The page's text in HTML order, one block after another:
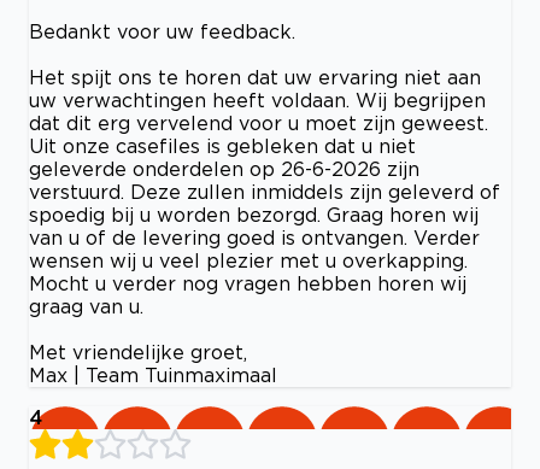
Bedankt voor uw feedback.
Het spijt ons te horen dat uw ervaring niet aan
uw verwachtingen heeft voldaan. Wij begrijpen
dat dit erg vervelend voor u moet zijn geweest.
Uit onze casefiles is gebleken dat u niet
geleverde onderdelen op 26-6-2026 zijn
verstuurd. Deze zullen inmiddels zijn geleverd of
spoedig bij u worden bezorgd. Graag horen wij
van u of de levering goed is ontvangen. Verder
wensen wij u veel plezier met u overkapping.
Mocht u verder nog vragen hebben horen wij
graag van u.
Met vriendelijke groet,
Max | Team Tuinmaximaal
4